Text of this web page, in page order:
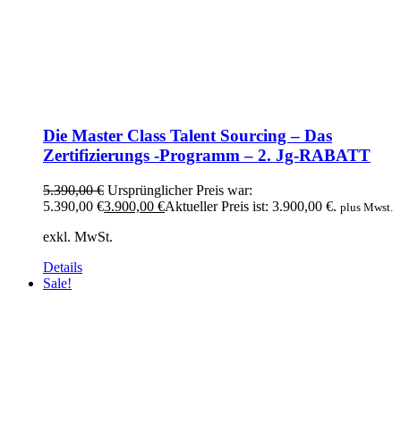
Die Master Class Talent Sourcing – Das
Zertifizierungs -Programm – 2. Jg-RABATT
5.390,00€ Ursprünglicher Preis war:
5.390,00 €3.900,00 €Aktueller Preis ist: 3.900,00 €. plus Mwst.
exkl. MwSt.
Details
Sale!